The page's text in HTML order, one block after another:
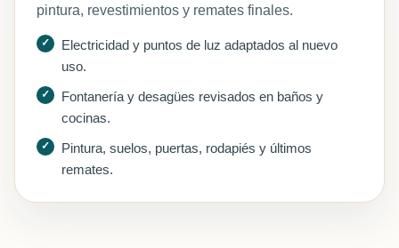
pintura, revestimientos y remates finales.
Electricidad y puntos de luz adaptados al nuevo
uso.
Fontanería y desagües revisados en baños y
cocinas.
Pintura, suelos, puertas, rodapiés y últimos
remates.